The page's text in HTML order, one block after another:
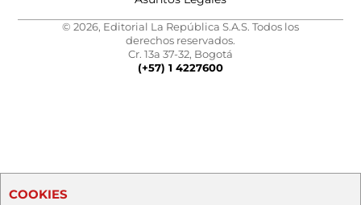
© 2026, Editorial La República S.A.S. Todos los
derechos reservados.
Cr. 13a 37-32, Bogotá
(+57) 1 4227600
COOKIES